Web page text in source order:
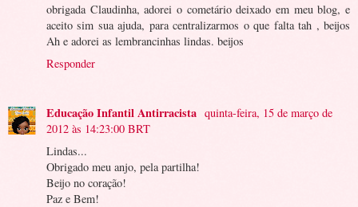
obrigada Claudinha, adorei o cometário deixado em meu blog, e
aceito sim sua ajuda, para centralizarmos o que falta tah , beijos
Ah e adorei as lembrancinhas lindas. beijos
Responder
Educação Infantil Antirracista quinta-feira, 15 de março de
2012 às 14:23:00 BRT
Lindas...
Obrigado meu anjo, pela partilha!
Beijo no coração!
Paz e Bem!